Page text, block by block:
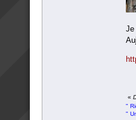
Je
«
"
"